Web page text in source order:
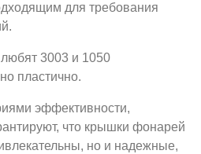
для требования
3003 и 1050
пластично.
эффективности,
что крышки фонарей
но и надежные,